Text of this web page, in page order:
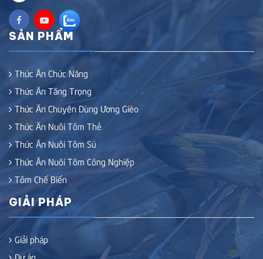
SẢN PHẨM
Thức Ăn Chức Năng
Thức Ăn Tăng Trọng
Thức Ăn Chuyên Dùng Ương Gièo
Thức Ăn Nuôi Tôm Thẻ
Thức Ăn Nuôi Tôm Sú
Thức Ăn Nuôi Tôm Công Nghiệp
Tôm Chế Biến
GIẢI PHÁP
Giải pháp
Dự án